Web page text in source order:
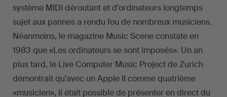
système MIDI déroutant et d’ordinateurs longtemps
sujet aux pannes a rendu fou de nombreux musiciens.
Néanmoins, le magazine Music Scene constate en
1983 que «Les ordinateurs se sont imposés». Un an
plus tard, le Live Computer Music Project de Zurich
démontrait qu’avec un Apple II comme quatrième
«musicien», il était possible de présenter en direct du